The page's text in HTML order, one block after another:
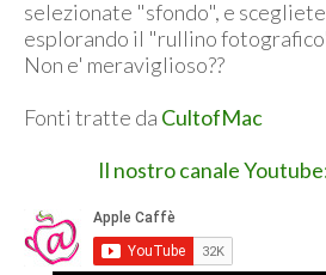
selezionate "sfondo", e
esplorando il "rullino
Non e' meraviglioso??
Fonti tratte da CultofMac
Il nostro canale